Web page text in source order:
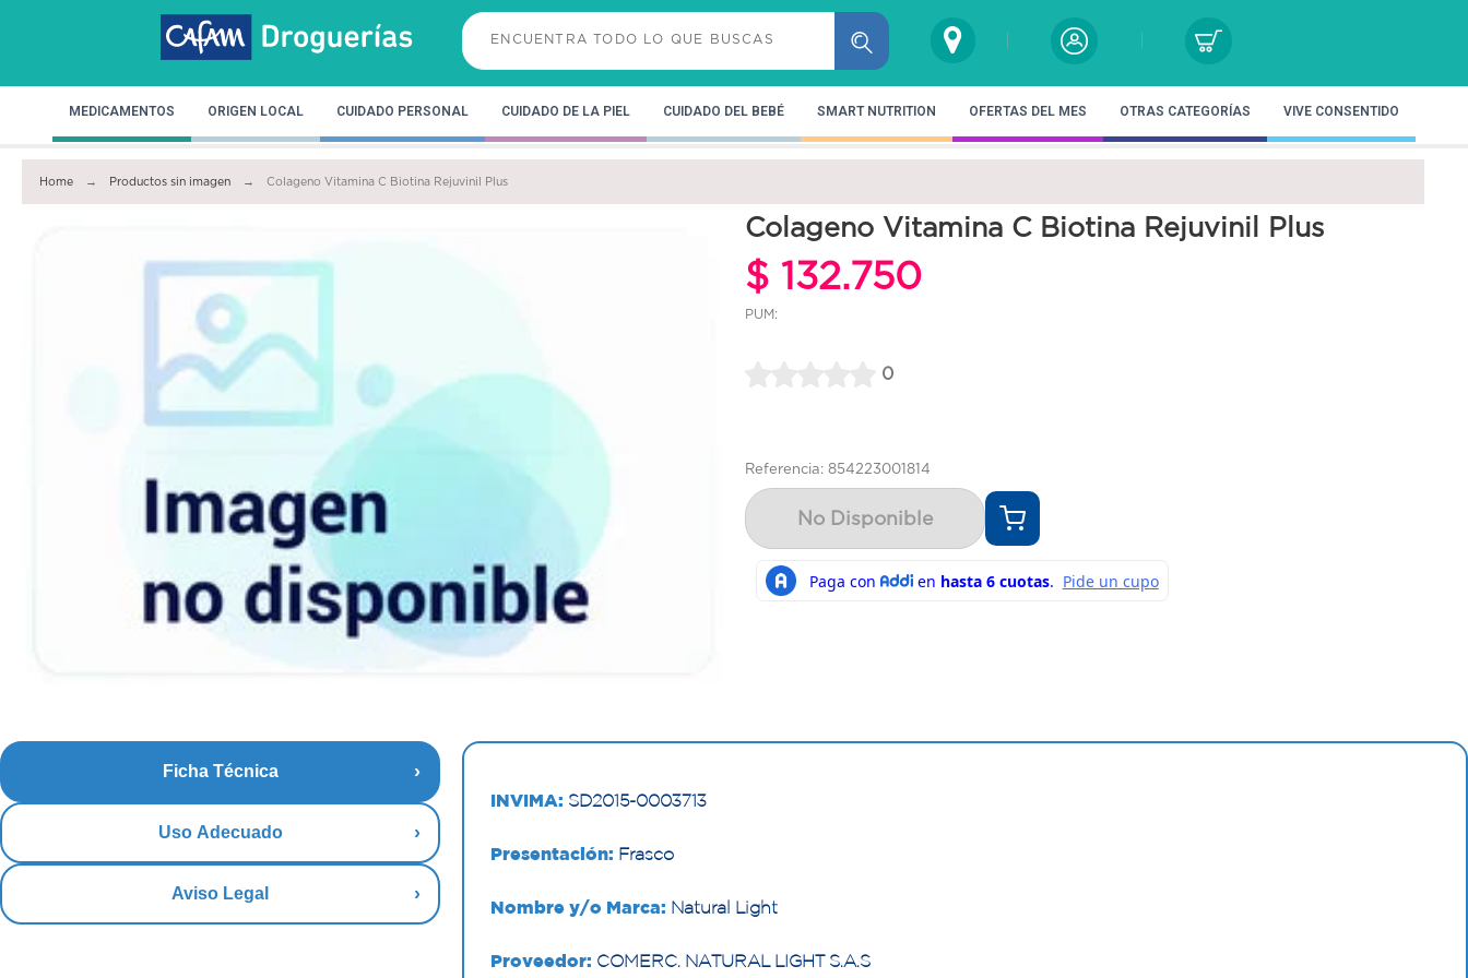
MEDICAMENTOS ORIGEN LOCAL CUIDADO PERSONAL CUIDADO DE LA PIEL CUIDADO DEL BEBÉ SMART NUTRITION OFERTAS DEL MES OTRAS CATEGORÍAS VIVE CONSENTIDO
Home Productos sin imagen Colageno Vitamina C Biotina Rejuvinil Plus
Colageno Vitamina C Biotina Rejuvinil Plus
$ 132.750
PUM:
0
Referencia: 854223001814
No Disponible
Ficha Técnica
Uso Adecuado
Aviso Legal
INVIMA: SD2015-0003713
Presentación: Frasco
Nombre y/o Marca: Natural Light
Proveedor: COMERC. NATURAL LIGHT S.A.S